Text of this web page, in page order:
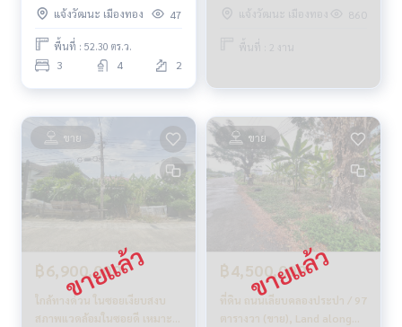
Follow Us On :
Website :https://homerealestate.co.th
IG : homerealestateservices
Tiktok : homerealestateservices
Youtube : HOME Real Estate Services
#HOMEREALESTATESERVICES
#รับฝากขาย #รับฝากขายบ้าน
#นายหน้าอสังหา #นายหน้ามืออาชีพ
Boulevard Changwattana -
Ratchaphruek / 3 Bedrooms
(SALE WITH TENANT)
EARK054
แจ้งวัฒนะ เมืองทอง 47
พื้นที่ : 52.30 ตร.ว.
3 4 2
47 / (SALE) FAH156
แจ้งวัฒนะ เมืองทอง 860
พื้นที่ : 2 งาน
ขาย
฿6,900,000
ใกล้ทางด่วน ในซอยเงียบสงบ
สภาพแวดล้อมในซอยดี เหมาะ
ขาย
฿4,500,000
ที่ดิน ถนนเลียบคลองประปา / 97
ตารางวา (ขาย), Land along